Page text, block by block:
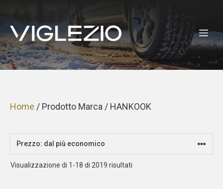
contenuto
Home / Prodotto Marca / HANKOOK
Visualizzazione di 1-18 di 2019 risultati